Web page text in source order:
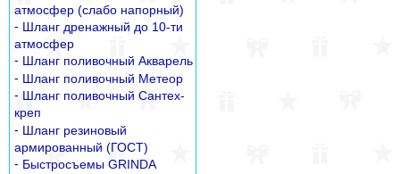
атмосфер (слабо напорный)
- Шланг дренажный до 10-ти
атмосфер
- Шланг поливочный Акварель
- Шланг поливочный Метеор
- Шланг поливочный Сантех-
креп
- Шланг резиновый
армированный (ГОСТ)
- Быстросъемы GRINDA